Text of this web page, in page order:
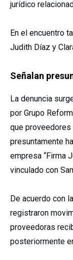
jurídico
En el encuentro
Judith Díaz y
Señalan
La denuncia
por Grupo
que proveedores
presuntamente
empresa “Firma
vinculado con
De acuerdo con
registraron
proveedoras
posteriormente